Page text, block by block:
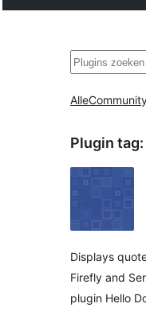
Zoeken
Alle
Plugin tag:
Displays
Firefly and
plugin Hello